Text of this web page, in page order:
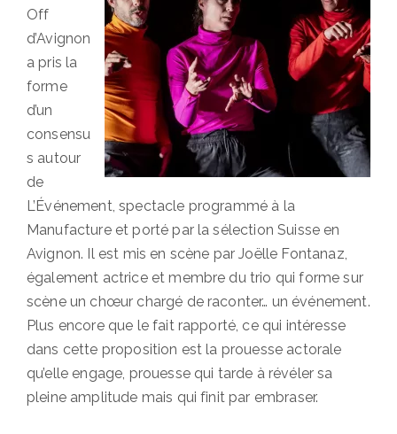
Off
d’Avignon
a pris la
forme
d’un
consensu
s autour
de
L’Événement, spectacle programmé à la
Manufacture et porté par la sélection Suisse en
Avignon. Il est mis en scène par Joëlle Fontanaz,
également actrice et membre du trio qui forme sur
scène un chœur chargé de raconter… un événement.
Plus encore que le fait rapporté, ce qui intéresse
dans cette proposition est la prouesse actorale
qu’elle engage, prouesse qui tarde à révéler sa
pleine amplitude mais qui finit par embraser.